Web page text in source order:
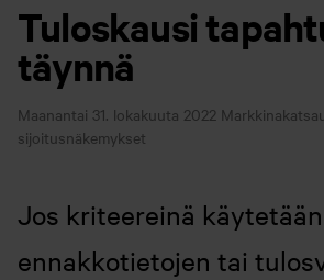
Tuloskausi
täynnä
Maanantai 31. lokakuuta 2022
sijoitusnäkemykset
Jos kriteereinä
ennakkotietojen tai